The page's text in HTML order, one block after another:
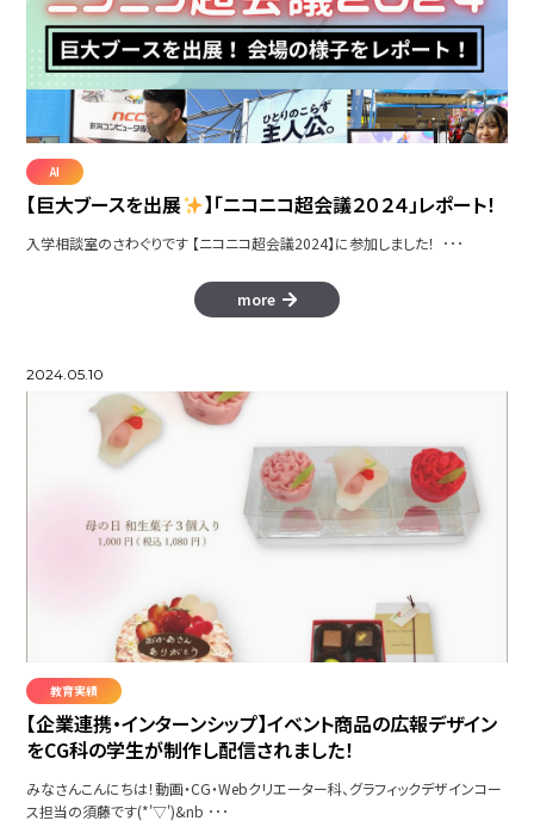
AI
【巨大ブースを出展 】「ニコニコ超会議２０２４」レポート！
入学相談室のさわぐりです 【ニコニコ超会議2024】に参加しました！ ･･･
more
2024.05.10
教育実績
【企業連携・インターンシップ】イベント商品の広報デザイン
をCG科の学生が制作し配信されました！
みなさんこんにちは！動画・CG・Webクリエーター科、グラフィックデザインコー
ス担当の須藤です(*'▽')&nb ･･･